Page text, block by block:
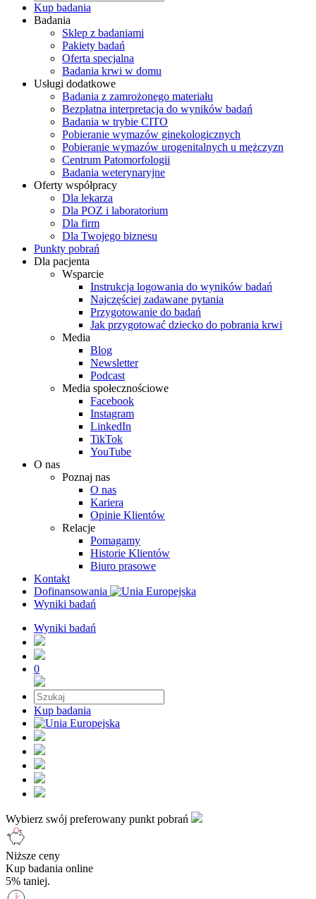
Kup badania
Badania
Sklep z badaniami
Pakiety badań
Oferta specjalna
Badania krwi w domu
Usługi dodatkowe
Badania z zamrożonego materiału
Bezpłatna interpretacja do wyników badań
Badania w trybie CITO
Pobieranie wymazów ginekologicznych
Pobieranie wymazów urogenitalnych u mężczyzn
Centrum Patomorfologii
Badania weterynaryjne
Oferty współpracy
Dla lekarza
Dla POZ i laboratorium
Dla firm
Dla Twojego biznesu
Punkty pobrań
Dla pacjenta
Wsparcie
Instrukcja logowania do wyników badań
Najczęściej zadawane pytania
Przygotowanie do badań
Jak przygotować dziecko do pobrania krwi
Media
Blog
Newsletter
Podcast
Media społecznościowe
Facebook
Instagram
LinkedIn
TikTok
YouTube
O nas
Poznaj nas
O nas
Kariera
Opinie Klientów
Relacje
Pomagamy
Historie Klientów
Biuro prasowe
Kontakt
Dofinansowania
Wyniki badań
Wyniki badań
0
Kup badania
Wybierz swój preferowany punkt pobrań
Niższe ceny
Kup badania online
5% taniej.